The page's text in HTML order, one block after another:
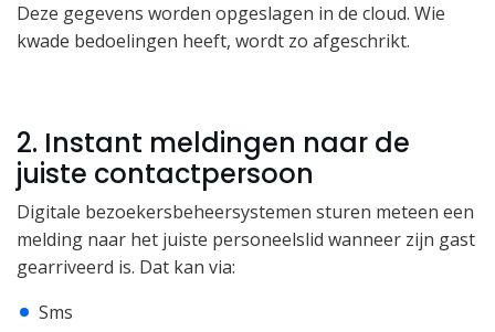
Deze gegevens worden opgeslagen in de cloud. Wie
kwade bedoelingen heeft, wordt zo afgeschrikt.
2. Instant meldingen naar de
juiste contactpersoon
Digitale bezoekersbeheersystemen sturen meteen een
melding naar het juiste personeelslid wanneer zijn gast
gearriveerd is. Dat kan via:
Sms